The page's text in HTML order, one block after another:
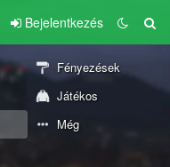
Bejelentkezés
Fényezések
Játékos
Még